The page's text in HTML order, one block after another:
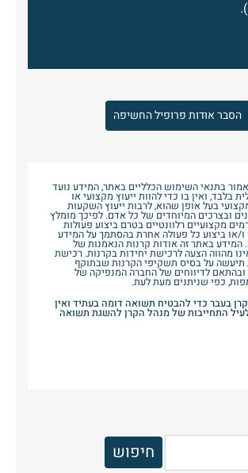
הסבר אודות פרופיל החשיפה
בתנאי השימוש הכלליים באתר, המידע נועד
בלבד, ואין בו כדי להוות ייעוץ מקצועי או
בעל אופן שהוא, לרבות ייעוץ השקעות
ובצרכים המיוחדים של כל אדם. לפיכך מומלץ
מקצועיים רלוונטיים בטרם ביצוע פעולות
או ביצוע כל פעולה אחרת בהסתמך על המידע
המידע באתר זה אודות קרנות הנאמנות של
מהווה הצעה לרכישת יחידות בקרנות. רכישת
תיעשה על בסיס תשקיפי הקרנות שבתוקף
לדיווחים של החברה המנפיקה של
כפי שניתנים מעת לעת.
בעבר כדי להבטיח תשואה דומה בעתיד ואין
התחייבות של מנהל הקרן להשגת תשואה